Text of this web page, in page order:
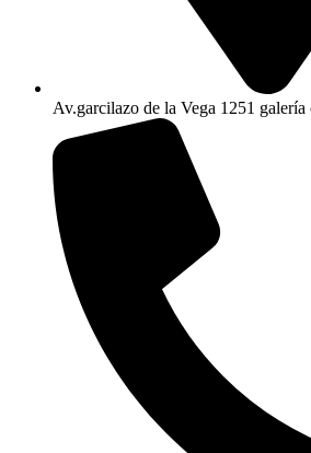
Av.garcilazo de la Vega 1251